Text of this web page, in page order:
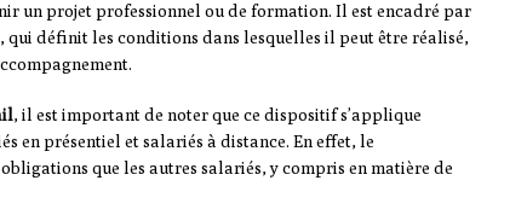
un projet professionnel ou de formation. Il est encadré par
qui définit les conditions dans lesquelles il peut être réalisé,
, il est important de noter que ce dispositif s’applique
en présentiel et salariés à distance. En effet, le
que les autres salariés, y compris en matière de